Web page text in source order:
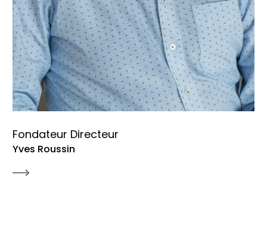
Fondateur Directeur
Yves Roussin